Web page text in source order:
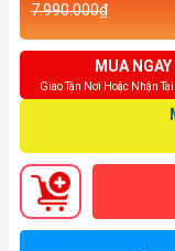
7.990.000₫
MUA NGAY
Giao Tận Nơi Hoặc Nhận